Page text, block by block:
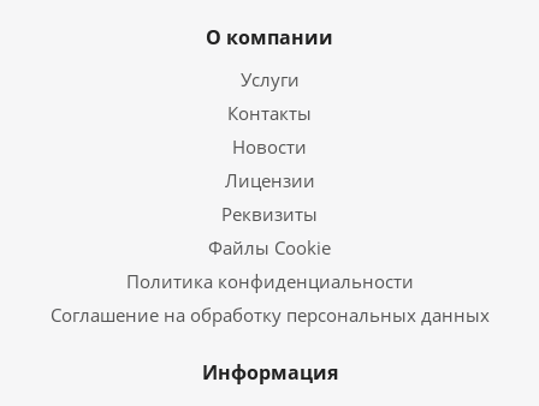
О компании
Услуги
Контакты
Новости
Лицензии
Реквизиты
Файлы Cookie
Политика конфиденциальности
Соглашение на обработку персональных данных
Информация